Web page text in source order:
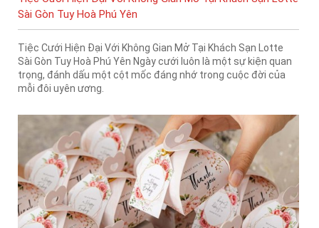
Sài Gòn Tuy Hoà Phú Yên
Tiệc Cưới Hiện Đại Với Không Gian Mở Tại Khách Sạn Lotte
Sài Gòn Tuy Hoà Phú Yên Ngày cưới luôn là một sự kiện quan
trọng, đánh dấu một cột mốc đáng nhớ trong cuộc đời của
mỗi đôi uyên ương.